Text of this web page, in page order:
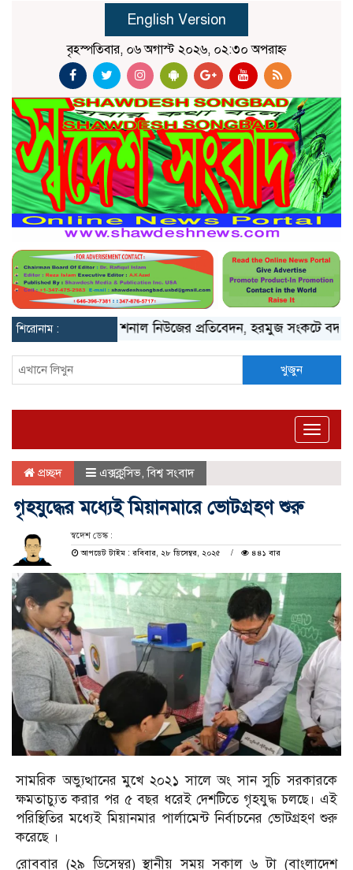
English Version
বৃহস্পতিবার, ০৬ অগাস্ট ২০২৬, ০২:৩০ অপরাহ্ন
শিরোনাম :
ওপরে দ্য ন্যাশনাল নিউজের প্রতিবেদন, হরমুজ সংকটে বদলে
খুজুন
Toggle
প্রচ্ছদ এক্সক্লুসিভ ,বিশ্ব সংবাদ
গৃহযুদ্ধের মধ্যেই মিয়ানমারে ভোটগ্রহণ শুরু
স্বদেশ ডেস্ক :
আপডেট টাইম : রবিবার, ২৮ ডিসেম্বর, ২০২৫
৪৪১ বার
সামরিক অভ্যুত্থানের মুখে ২০২১ সালে অং সান সুচি সরকারকে
ক্ষমতাচ্যুত করার পর ৫ বছর ধরেই দেশটিতে গৃহযুদ্ধ চলছে। এই
পরিস্থিতির মধ্যেই মিয়ানমার পার্লামেন্ট নির্বাচনের ভোটগ্রহণ শুরু
করেছে ।
রোববার (২৯ ডিসেম্বর) স্থানীয় সময় সকাল ৬ টা (বাংলাদেশ